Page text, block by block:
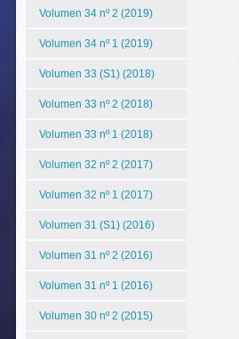
Volumen 34 nº 2 (2019)
Volumen 34 nº 1 (2019)
Volumen 33 (S1) (2018)
Volumen 33 nº 2 (2018)
Volumen 33 nº 1 (2018)
Volumen 32 nº 2 (2017)
Volumen 32 nº 1 (2017)
Volumen 31 (S1) (2016)
Volumen 31 nº 2 (2016)
Volumen 31 nº 1 (2016)
Volumen 30 nº 2 (2015)